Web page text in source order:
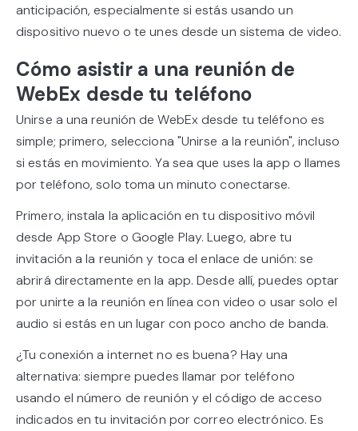
anticipación, especialmente si estás usando un
dispositivo nuevo o te unes desde un sistema de video.
Cómo asistir a una reunión de
WebEx desde tu teléfono
Unirse a una reunión de WebEx desde tu teléfono es
simple; primero, selecciona "Unirse a la reunión", incluso
si estás en movimiento. Ya sea que uses la app o llames
por teléfono, solo toma un minuto conectarse.
Primero, instala la aplicación en tu dispositivo móvil
desde App Store o Google Play. Luego, abre tu
invitación a la reunión y toca el enlace de unión: se
abrirá directamente en la app. Desde allí, puedes optar
por unirte a la reunión en línea con video o usar solo el
audio si estás en un lugar con poco ancho de banda.
¿Tu conexión a internet no es buena? Hay una
alternativa: siempre puedes llamar por teléfono
usando el número de reunión y el código de acceso
indicados en tu invitación por correo electrónico. Es